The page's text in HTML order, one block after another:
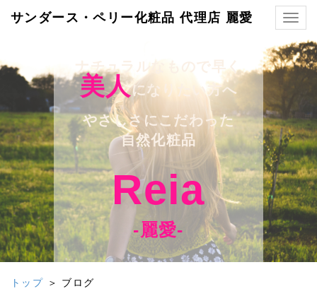
サンダース・ペリー化粧品 代理店 麗愛
ナチュラルなもので早く
美人になりたい方へ
やさしさにこだわった
自然化粧品
Reia
-麗愛-
トップ ＞ ブログ